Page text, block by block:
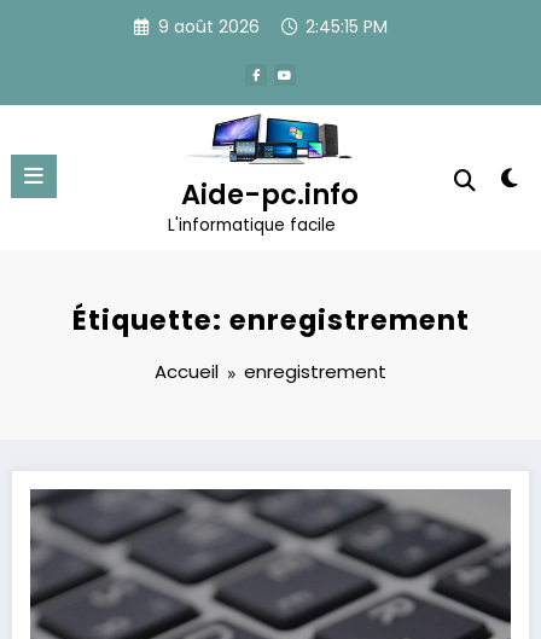
9 août 2026 2:45:15 PM
Aide-pc.info
L'informatique facile
Étiquette: enregistrement
Accueil enregistrement